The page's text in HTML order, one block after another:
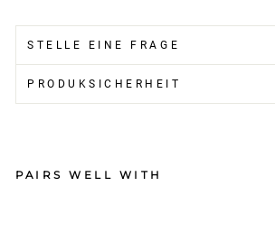
STELLE EINE FRAGE
PRODUKSICHERHEIT
PAIRS WELL WITH